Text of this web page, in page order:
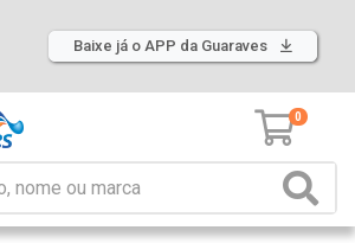
Baixe já o APP da Guaraves
0